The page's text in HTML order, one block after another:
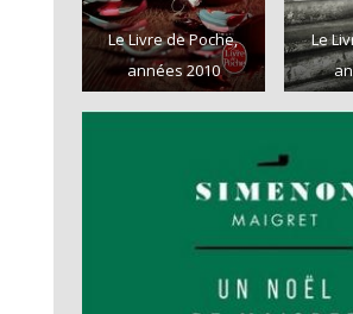
Le Livre de Poche,
années 2010
Le